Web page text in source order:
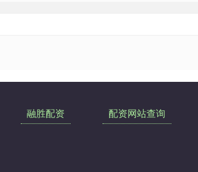
融胜配资 配资网站查询